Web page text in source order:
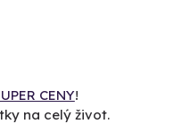
CENY!
na celý život.